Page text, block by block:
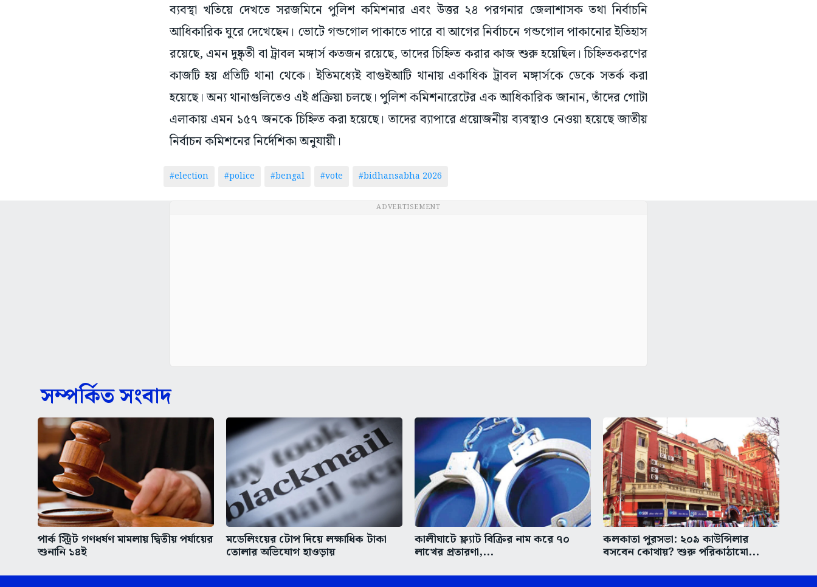
ব্যবস্থা খতিয়ে দেখতে সরজমিনে পুলিশ কমিশনার এবং উত্তর ২৪ পরগনার জেলাশাসক তথা নির্বাচনি
আধিকারিক ঘুরে দেখেছেন। ভোটে গন্ডগোল পাকাতে পারে বা আগের নির্বাচনে গন্ডগোল পাকানোর ইতিহাস
রয়েছে, এমন দুষ্কৃতী বা ট্রাবল মঙ্গার্স কতজন রয়েছে, তাদের চিহ্নিত করার কাজ শুরু হয়েছিল। চিহ্নিতকরণের
কাজটি হয় প্রতিটি থানা থেকে। ইতিমধ্যেই বাগুইআটি থানায় একাধিক ট্রাবল মঙ্গার্সকে ডেকে সতর্ক করা
হয়েছে। অন্য থানাগুলিতেও এই প্রক্রিয়া চলছে। পুলিশ কমিশনারেটের এক আধিকারিক জানান, তাঁদের গোটা
এলাকায় এমন ১৫৭ জনকে চিহ্নিত করা হয়েছে। তাদের ব্যাপারে প্রয়োজনীয় ব্যবস্থাও নেওয়া হয়েছে জাতীয়
নির্বাচন কমিশনের নির্দেশিকা অনুযায়ী।
#election #police #bengal #vote #bidhansabha 2026
ADVERTISEMENT
সম্পর্কিত সংবাদ
পার্ক স্ট্রিট গণধর্ষণ মামলায় দ্বিতীয় পর্যায়ের
শুনানি ১৪ই
মডেলিংয়ের টোপ দিয়ে লক্ষাধিক টাকা
তোলার অভিযোগ হাওড়ায়
কালীঘাটে ফ্ল্যাট বিক্রির নাম করে ৭০
লাখের প্রতারণা,...
কলকাতা পুরসভা: ২০৯ কাউন্সিলার
বসবেন কোথায়? শুরু পরিকাঠামো...